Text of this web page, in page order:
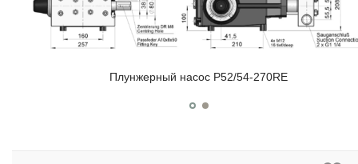
Плунжерный насос P52/54-270RE